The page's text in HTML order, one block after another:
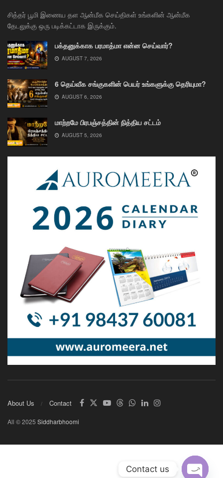
சித்தர் பூமி இணைய தள ஆன்மீக செய்திகள் உங்களின் ஆன்மீக
தேடலுக்கு ஒரு படிக்கட்டாக இருக்கும்.
பக்தனுக்காக பரமாத்மா என்ன செய்வார்?
AUGUST 7, 2026
6 தெய்வீக சங்குகளின் பெயர் உங்களுக்கு தெரியுமா?
AUGUST 6, 2026
மாற்றமே பிரபஞ்சத்தின் நித்திய சட்டம்
AUGUST 5, 2026
About Us Contact
All © 2025 Siddharbhoomi
Contact us